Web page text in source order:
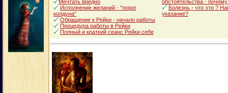
Мечтать вредно
Исполнение желаний - "порог
колдуна"
Обращение к Рейки - начало работы
Процедура работы в Рейки
Полный и краткий сеанс Рейки себе
обстоятельства -
Болезнь - что это ?
указание?